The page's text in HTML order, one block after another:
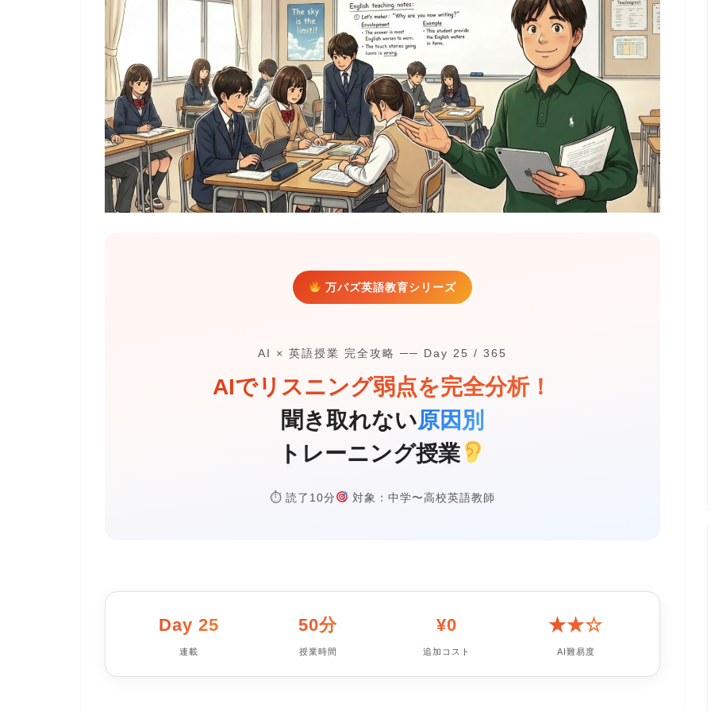
万バズ英語教育シリーズ
AI × 英語授業 完全攻略 ── Day 25 / 365
AIでリスニング弱点を完全分析！
聞き取れない原因別
トレーニング授業
⏱ 読了10分 対象：中学〜高校英語教師
Day 25
連載
50分
授業時間
¥0
追加コスト
★★☆
AI難易度